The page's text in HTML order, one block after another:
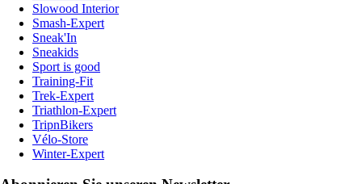
Slowood Interior
Smash-Expert
Sneak'In
Sneakids
Sport is good
Training-Fit
Trek-Expert
Triathlon-Expert
TripnBikers
Vélo-Store
Winter-Expert